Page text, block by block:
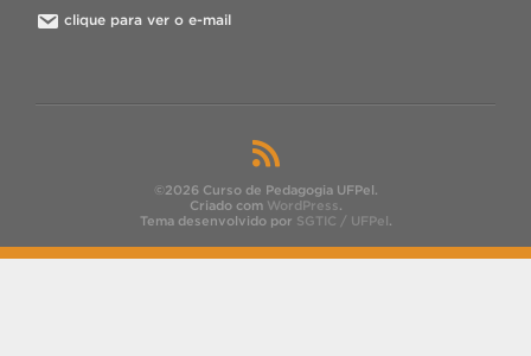
clique para ver o e-mail
©2026 Curso de Pedagogia UFPel.
Criado com WordPress.
Tema desenvolvido por SGTIC / UFPel.